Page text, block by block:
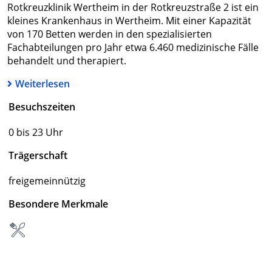
Rotkreuzklinik Wertheim in der Rotkreuzstraße 2 ist ein
kleines Krankenhaus in Wertheim. Mit einer Kapazität
von 170 Betten werden in den spezialisierten
Fachabteilungen pro Jahr etwa 6.460 medizinische Fälle
behandelt und therapiert.
Weiterlesen
Besuchszeiten
0 bis 23 Uhr
Trägerschaft
freigemeinnützig
Besondere Merkmale